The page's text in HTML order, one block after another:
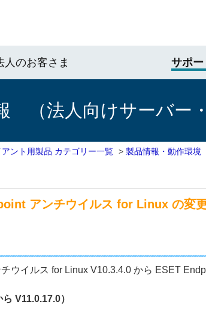
人のお客さま サポー
（法人向けサーバー
ント用製品 カテゴリー一覧 > 製品情報・動作環境
アンチウイルス for Linux の変
ウイルス for Linux V10.3.4.0 から ESET
V11.0.17.0）